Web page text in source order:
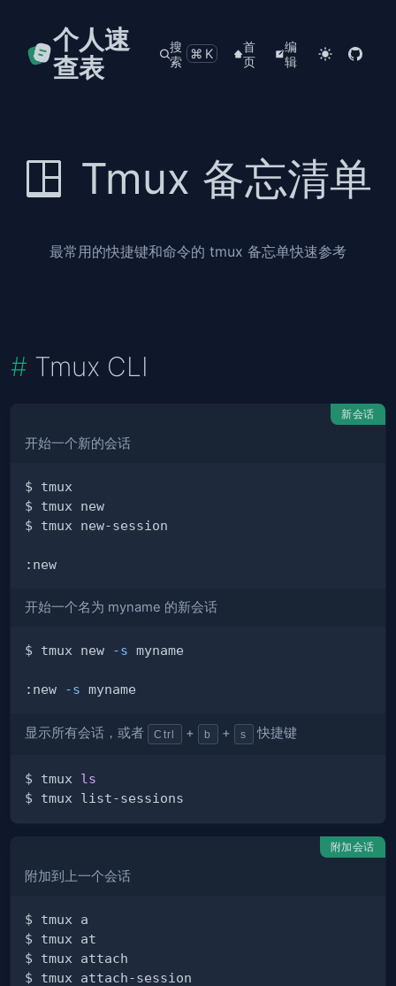
个人速
查表
搜
索 ⌘K
首
页
编
辑
Tmux 备忘清单
最常用的快捷键和命令的 tmux 备忘单快速参考
Tmux CLI
新会话
开始一个新的会话
开始一个名为 myname 的新会话
$ tmux new -s
:new -s
显示所有会话，或者 Ctrl + b + s 快捷键
$ tmux ls
附加会话
附加到上一个会话